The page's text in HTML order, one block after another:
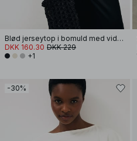
Blød jerseytop i bomuld med vide ærmer
DKK 160.30 DKK 229
+1
-30%